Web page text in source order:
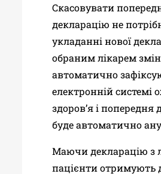
Скасовувати
декларацію не
укладанні нової
обраним лікарем
автоматично
електронній системі
здоровʼя і попередня
буде автоматично
Маючи декларацію з
пацієнти отримують